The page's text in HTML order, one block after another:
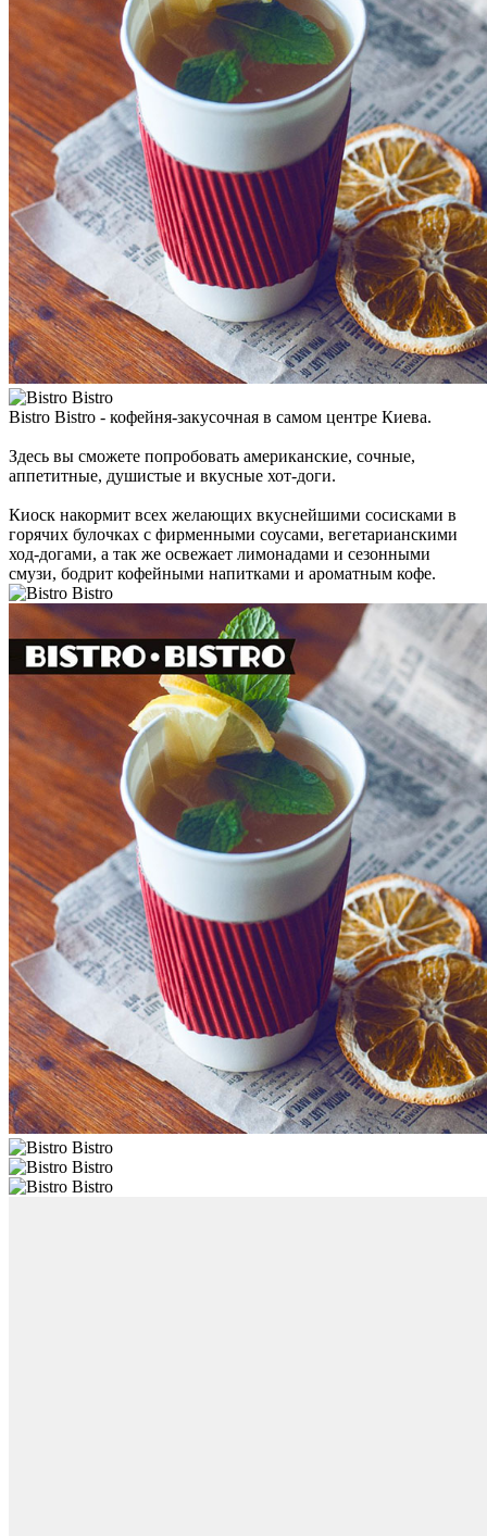
Bistro Bistro - кофейня-закусочная в самом центре Киева.
Здесь вы сможете попробовать американские, сочные,
аппетитные, душистые и вкусные хот-доги.
Киоск накормит всех желающих вкуснейшими сосисками в
горячих булочках с фирменными соусами, вегетарианскими
ход-догами, а так же освежает лимонадами и сезонными
смузи, бодрит кофейными напитками и ароматным кофе.